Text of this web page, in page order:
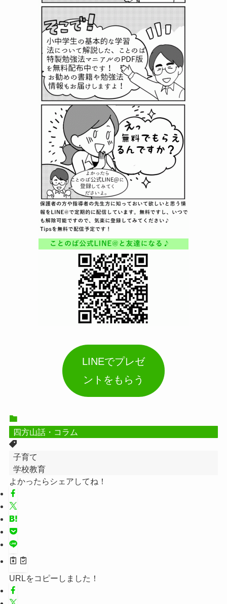
LINEでプレゼ
ントをもらう
四方山話・コラム
子育て
学校教育
よかったらシェアしてね！
URLをコピーしました！